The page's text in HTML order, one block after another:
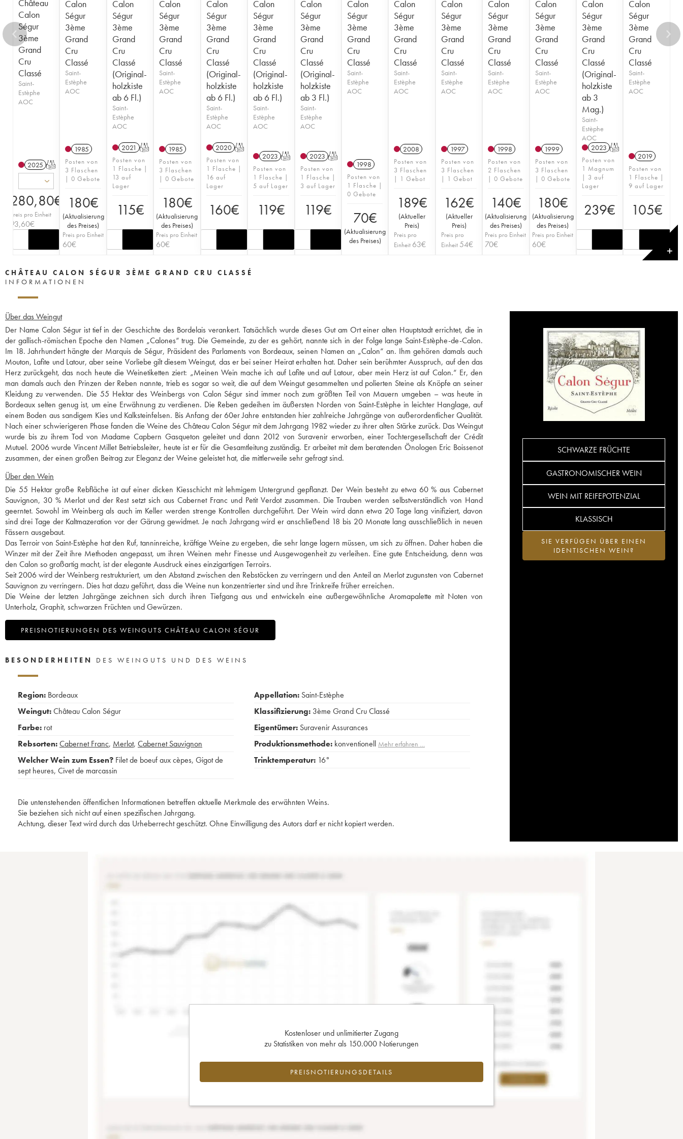
Château
Calon
Ségur
3ème
Grand
Cru
Classé
Saint-
Estèphe
AOC
2025 T
280,80€
Preis pro Einheit
93,60€
Calon
Ségur
3ème
Grand
Cru
Classé
Saint-
Estèphe
AOC
1985
Posten von
3 Flaschen
| 0 Gebote
180€
(Aktualisierung
des Preises)
Preis pro Einheit
60€
Calon
Ségur
3ème
Grand
Cru
Classé
(Original-
holzkiste
ab 6 Fl.)
Saint-
Estèphe
AOC
2021 T
Posten von
1 Flasche |
13 auf
Lager
115€
Calon
Ségur
3ème
Grand
Cru
Classé
Saint-
Estèphe
AOC
1985
Posten von
3 Flaschen
| 0 Gebote
180€
(Aktualisierung
des Preises)
Preis pro Einheit
60€
Calon
Ségur
3ème
Grand
Cru
Classé
(Original-
holzkiste
ab 6 Fl.)
Saint-
Estèphe
AOC
2020 T
Posten von
1 Flasche |
16 auf
Lager
160€
Calon
Ségur
3ème
Grand
Cru
Classé
(Original-
holzkiste
ab 6 Fl.)
Saint-
Estèphe
AOC
2023 T
Posten von
1 Flasche |
5 auf Lager
119€
Calon
Ségur
3ème
Grand
Cru
Classé
(Original-
holzkiste
ab 3 Fl.)
Saint-
Estèphe
AOC
2023 T
Posten von
1 Flasche |
3 auf Lager
119€
Calon
Ségur
3ème
Grand
Cru
Classé
Saint-
Estèphe
AOC
1998
Posten von
1 Flasche |
0 Gebote
70€
(Aktualisierung
des Preises)
Calon
Ségur
3ème
Grand
Cru
Classé
Saint-
Estèphe
AOC
2008
Posten von
3 Flaschen
| 1 Gebot
189€
(Aktueller
Preis)
Preis pro
Einheit 63€
Calon
Ségur
3ème
Grand
Cru
Classé
Saint-
Estèphe
AOC
1997
Posten von
3 Flaschen
| 1 Gebot
162€
(Aktueller
Preis)
Preis pro
Einheit 54€
Calon
Ségur
3ème
Grand
Cru
Classé
Saint-
Estèphe
AOC
1998
Posten von
2 Flaschen
| 0 Gebote
140€
(Aktualisierung
des Preises)
Preis pro Einheit
70€
Calon
Ségur
3ème
Grand
Cru
Classé
Saint-
Estèphe
AOC
1999
Posten von
3 Flaschen
| 0 Gebote
180€
(Aktualisierung
des Preises)
Preis pro Einheit
60€
Calon
Ségur
3ème
Grand
Cru
Classé
(Original-
holzkiste
ab 3
Mag.)
Saint-
Estèphe
AOC
2023 T
Posten von
1 Magnum
| 3 auf
Lager
239€
Calon
Ségur
3ème
Grand
Cru
Classé
Saint-
Estèphe
AOC
2019
Posten von
1 Flasche |
9 auf Lager
105€
✕
CHÂTEAU CALON SÉGUR 3ÈME GRAND CRU CLASSÉ
INFORMATIONEN
Über das Weingut
Der Name Calon Ségur ist tief in der Geschichte des Bordelais verankert. Tatsächlich wurde dieses Gut am Ort einer alten Hauptstadt errichtet, die in
der gallisch-römischen Epoche den Namen „Calones“ trug. Die Gemeinde, zu der es gehört, nannte sich in der Folge lange Saint-Estèphe-de-Calon.
Im 18. Jahrhundert hängte der Marquis de Ségur, Präsident des Parlaments von Bordeaux, seinen Namen an „Calon“ an. Ihm gehören damals auch
Mouton, Lafite und Latour, aber seine Vorliebe gilt diesem Weingut, das er bei seiner Heirat erhalten hat. Daher sein berühmter Ausspruch, auf den das
Herz zurückgeht, das noch heute die Weinetiketten ziert: „Meinen Wein mache ich auf Lafite und auf Latour, aber mein Herz ist auf Calon.“ Er, den
man damals auch den Prinzen der Reben nannte, trieb es sogar so weit, die auf dem Weingut gesammelten und polierten Steine als Knöpfe an seiner
Kleidung zu verwenden. Die 55 Hektar des Weinbergs von Calon Ségur sind immer noch zum größten Teil von Mauern umgeben – was heute in
Bordeaux selten genug ist, um eine Erwähnung zu verdienen. Die Reben gedeihen im äußersten Norden von Saint-Estèphe in leichter Hanglage, auf
einem Boden aus sandigem Kies und Kalksteinfelsen. Bis Anfang der 60er Jahre entstanden hier zahlreiche Jahrgänge von außerordentlicher Qualität.
Nach einer schwierigeren Phase fanden die Weine des Château Calon Ségur mit dem Jahrgang 1982 wieder zu ihrer alten Stärke zurück. Das Weingut
wurde bis zu ihrem Tod von Madame Capbern Gasqueton geleitet und dann 2012 von Suravenir erworben, einer Tochtergesellschaft der Crédit
Mutuel. 2006 wurde Vincent Millet Betriebsleiter, heute ist er für die Gesamtleitung zuständig. Er arbeitet mit dem beratenden Önologen Eric Boissenot
zusammen, der einen großen Beitrag zur Eleganz der Weine geleistet hat, die mittlerweile sehr gefragt sind.
Über den Wein
Die 55 Hektar große Rebfläche ist auf einer dicken Kiesschicht mit lehmigem Untergrund gepflanzt. Der Wein besteht zu etwa 60 % aus Cabernet
Sauvignon, 30 % Merlot und der Rest setzt sich aus Cabernet Franc und Petit Verdot zusammen. Die Trauben werden selbstverständlich von Hand
geerntet. Sowohl im Weinberg als auch im Keller werden strenge Kontrollen durchgeführt. Der Wein wird dann etwa 20 Tage lang vinifiziert, davon
sind drei Tage der Kaltmazeration vor der Gärung gewidmet. Je nach Jahrgang wird er anschließend 18 bis 20 Monate lang ausschließlich in neuen
Fässern ausgebaut.
Das Terroir von Saint-Estèphe hat den Ruf, tanninreiche, kräftige Weine zu ergeben, die sehr lange lagern müssen, um sich zu öffnen. Daher haben die
Winzer mit der Zeit ihre Methoden angepasst, um ihren Weinen mehr Finesse und Ausgewogenheit zu verleihen. Eine gute Entscheidung, denn was
den Calon so großartig macht, ist der elegante Ausdruck eines einzigartigen Terroirs.
Seit 2006 wird der Weinberg restrukturiert, um den Abstand zwischen den Rebstöcken zu verringern und den Anteil an Merlot zugunsten von Cabernet
Sauvignon zu verringern. Dies hat dazu geführt, dass die Weine nun konzentrierter sind und ihre Trinkreife früher erreichen.
Die Weine der letzten Jahrgänge zeichnen sich durch ihren Tiefgang aus und entwickeln eine außergewöhnliche Aromapalette mit Noten von
Unterholz, Graphit, schwarzen Früchten und Gewürzen.
PREISNOTIERUNGEN DES WEINGUTS CHÂTEAU CALON SÉGUR
SCHWARZE FRÜCHTE
GASTRONOMISCHER WEIN
WEIN MIT REIFEPOTENZIAL
KLASSISCH
SIE VERFÜGEN ÜBER EINEN
IDENTISCHEN WEIN?
BESONDERHEITEN DES WEINGUTS UND DES WEINS
Region: Bordeaux
Weingut:Château Calon Ségur
Farbe: rot
Rebsorten:Cabernet Franc, Merlot, Cabernet Sauvignon
Welcher Wein zum Essen? Filet de boeuf aux cèpes, Gigot de
sept heures, Civet de marcassin
Appellation: Saint-Estèphe
Klassifizierung: 3ème Grand Cru Classé
Eigentümer: Suravenir Assurances
Produktionsmethode: konventionell Mehr erfahren …
Trinktemperatur: 16°
Die untenstehenden öffentlichen Informationen betreffen aktuelle Merkmale des erwähnten Weins.
Sie beziehen sich nicht auf einen spezifischen Jahrgang.
Achtung, dieser Text wird durch das Urheberrecht geschützt. Ohne Einwilligung des Autors darf er nicht kopiert werden.
Kostenloser und unlimitierter Zugang
zu Statistiken von mehr als 150.000 Notierungen
PREISNOTIERUNGSDETAILS